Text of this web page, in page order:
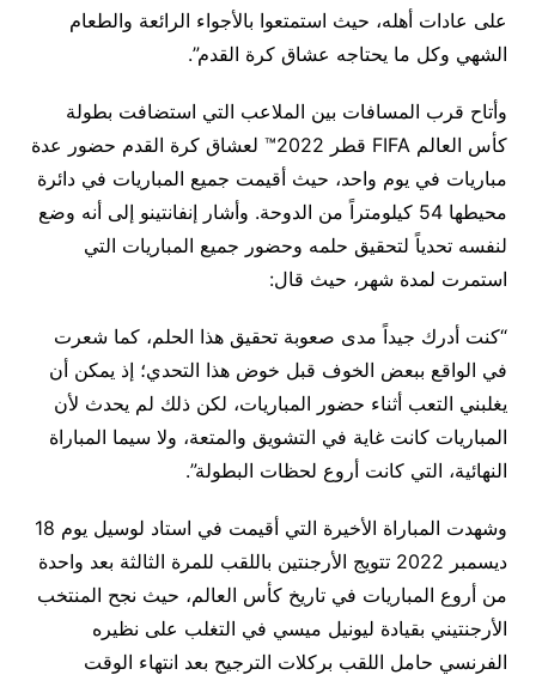
على عادات أهله، حيث استمتعوا بالأجواء الرائعة والطعام
الشهي وكل ما يحتاجه عشاق كرة القدم”.
وأتاح قرب المسافات بين الملاعب التي استضافت بطولة
كأس العالم FIFA قطر 2022™ لعشاق كرة القدم حضور عدة
مباريات في يوم واحد، حيث أقيمت جميع المباريات في دائرة
محيطها 54 كيلومتراً من الدوحة. وأشار إنفانتينو إلى أنه وضع
لنفسه تحدياً لتحقيق حلمه وحضور جميع المباريات التي
استمرت لمدة شهر، حيث قال:
“كنت أدرك جيداً مدى صعوبة تحقيق هذا الحلم، كما شعرت
في الواقع ببعض الخوف قبل خوض هذا التحدي؛ إذ يمكن أن
يغلبني التعب أثناء حضور المباريات، لكن ذلك لم يحدث لأن
المباريات كانت غاية في التشويق والمتعة، ولا سيما المباراة
النهائية، التي كانت أروع لحظات البطولة”.
وشهدت المباراة الأخيرة التي أقيمت في استاد لوسيل يوم 18
ديسمبر 2022 تتويج الأرجنتين باللقب للمرة الثالثة بعد واحدة
من أروع المباريات في تاريخ كأس العالم، حيث نجح المنتخب
الأرجنتيني بقيادة ليونيل ميسي في التغلب على نظيره
الفرنسي حامل اللقب بركلات الترجيح بعد انتهاء الوقت